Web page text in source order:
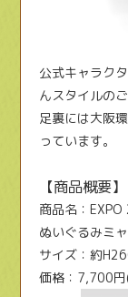
公式キャラク
んスタイルのご
足裏には大阪
っています。
【商品概要】
商品名：
ぬいぐるみミ
サイズ：約
価格：7,700